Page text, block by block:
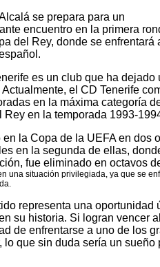
se prepara para un
encuentro en la primera
del Rey, donde se
es un club que ha
el CD Tenerife
en la máxima categoría
Rey en la temporada 1993-
en la Copa de la UEFA en dos
en la segunda de ellas,
fue eliminado en octavos
una situación privilegiada, ya que se
representa una
su historia. Si logran vencer
de enfrentarse a uno de los
lo que sin duda sería un